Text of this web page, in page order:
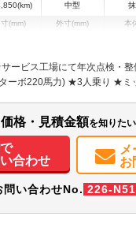
中型
(mm) 外寸(mm)
H:2,730
本
装備情報
パワーウィンドウ ABS
バックモニター ドラレコ
格・見積金額を知りた
合わせ
メ
お
問い合わせNo. 226-